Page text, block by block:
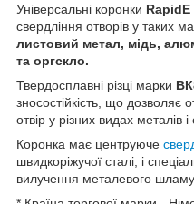
Універсальні коронки RapidE
свердління отворів у таких
листовий метал, мідь,
та оргскло.
Твердосплавні різці марки
зносостійкість, що дозволяє
отвір у різних видах металів і
Коронка має центруюче
швидкоріжучої сталі, і
вилучення металевого шламу.